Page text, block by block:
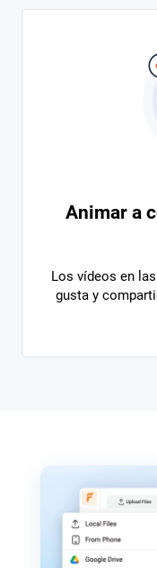
Animar a
Los vídeos en
gusta y